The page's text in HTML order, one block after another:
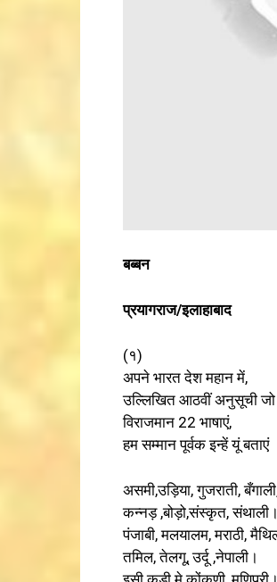
बब्बन
प्रयागराज/इलाहाबाद
(१)
अपने भारत देश महान में,
उल्लिखित आठवीं अनुसूची जो
विराजमान 22 भाषाएं,
हम सम्मान पूर्वक इन्हें यूं बताएं
असमी,उड़िया, गुजराती,
कन्नड़ ,बोड़ो,संस्कृत, संथाली।
पंजाबी, मलयालम, मराठी,
तमिल, तेलगू, उर्दू ,नेपाली।